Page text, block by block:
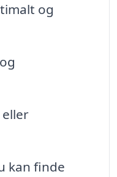
og
kan finde